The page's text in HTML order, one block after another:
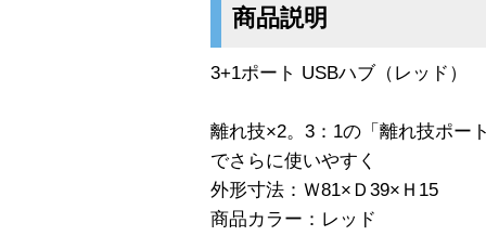
商品説明
3+1ポート USBハブ（レッド）
離れ技×2。3：1の「離れ技ポー
でさらに使いやすく
外形寸法：Ｗ81×Ｄ39×Ｈ15
商品カラー：レッド